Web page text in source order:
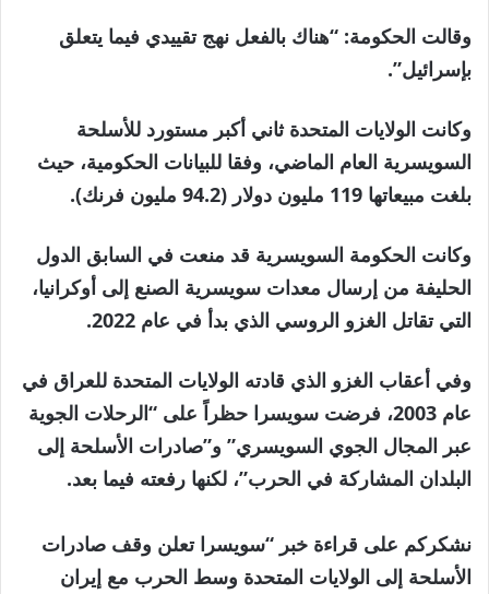
وقالت الحكومة: “هناك بالفعل نهج تقييدي فيما يتعلق
بإسرائيل”.
وكانت الولايات المتحدة ثاني أكبر مستورد للأسلحة
السويسرية العام الماضي، وفقا للبيانات الحكومية، حيث
بلغت مبيعاتها 119 مليون دولار (94.2 مليون فرنك).
وكانت الحكومة السويسرية قد منعت في السابق الدول
الحليفة من إرسال معدات سويسرية الصنع إلى أوكرانيا،
التي تقاتل الغزو الروسي الذي بدأ في عام 2022.
وفي أعقاب الغزو الذي قادته الولايات المتحدة للعراق في
عام 2003، فرضت سويسرا حظراً على “الرحلات الجوية
عبر المجال الجوي السويسري” و”صادرات الأسلحة إلى
البلدان المشاركة في الحرب”، لكنها رفعته فيما بعد.
نشكركم على قراءة خبر “سويسرا تعلن وقف صادرات
الأسلحة إلى الولايات المتحدة وسط الحرب مع إيران